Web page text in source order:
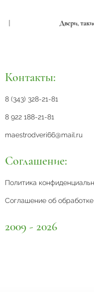
Двери,
Контакты:
8 (343) 328-21-81
8 922 188-21-81
maestrodveri66@mail.ru
Соглашение:
Политика
Соглашение об
2009 - 2026